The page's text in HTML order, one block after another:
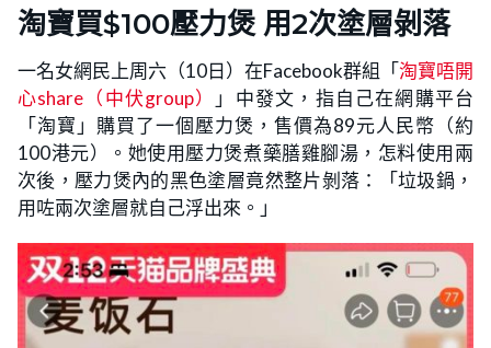
淘寶買$100壓力煲 用2次塗層剝落
一名女網民上周六（10日）在Facebook群組「淘寶唔開
心share（中伏group）
」中發文，指自己在網購平台
「淘寶」購買了一個壓力煲，售價為89元人民幣（約
100港元）。她使用壓力煲煮藥膳雞腳湯，怎料使用兩
次後，壓力煲內的黑色塗層竟然整片剝落：「垃圾鍋，
用咗兩次塗層就自己浮出來。」